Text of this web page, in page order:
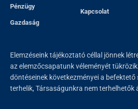
Pénzügy
Gazdaság
Kapcsolat
Elemzéseink tájékoztató céllal jönnek
az elemzőcsapatunk véleményét
döntéseinek következményei a befektető
terhelik, Társaságunkra nem terhelhetők